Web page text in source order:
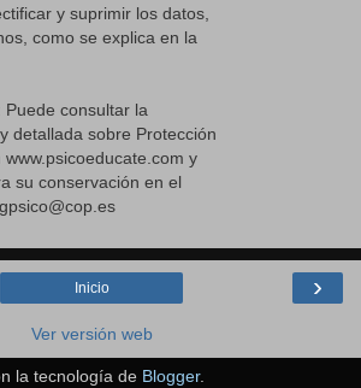
y suprimir los datos,
como se explica en la
Puede consultar la
detallada sobre Protección
y
su conservación en el
›
Inicio
Ver versión web
la tecnología de Blogger.